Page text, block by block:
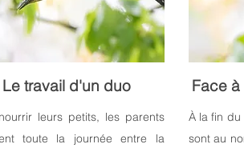
Le travail d'un duo
leurs petits, les parents
toute la journée entre la
Face
À la fin du
sont au